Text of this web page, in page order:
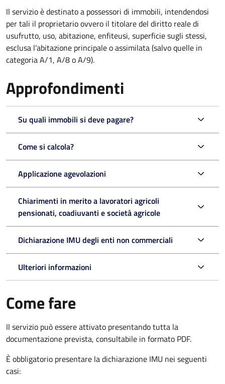
Il servizio è destinato a possessori di immobili, intendendosi
per tali il proprietario ovvero il titolare del diritto reale di
usufrutto, uso, abitazione, enfiteusi, superficie sugli stessi,
esclusa l’abitazione principale o assimilata (salvo quelle in
categoria A/1, A/8 o A/9).
Approfondimenti
Su quali immobili si deve pagare?
Come si calcola?
Applicazione agevolazioni
Chiarimenti in merito a lavoratori agricoli
pensionati, coadiuvanti e società agricole
Dichiarazione IMU degli enti non commerciali
Ulteriori informazioni
Come fare
Il servizio può essere attivato presentando tutta la
documentazione prevista, consultabile in formato PDF.
È obbligatorio presentare la dichiarazione IMU nei seguenti
casi: